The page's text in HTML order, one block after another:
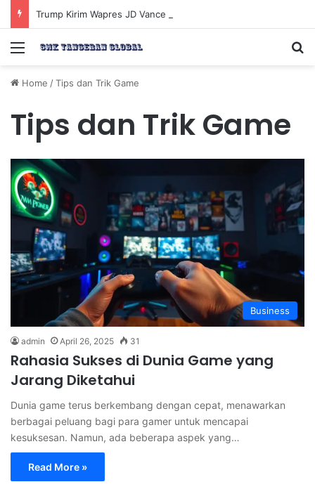
Menu
Home /Tips dan Trik Game
Tips dan Trik Game
Business
admin April 26, 2025 31
Rahasia Sukses di Dunia Game yang
Jarang Diketahui
Dunia game terus berkembang dengan cepat, menawarkan
berbagai peluang bagi para gamer untuk mencapai
kesuksesan. Namun, ada beberapa aspek yang…
Read More »